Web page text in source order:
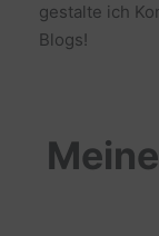
gestalte ich
Blogs!